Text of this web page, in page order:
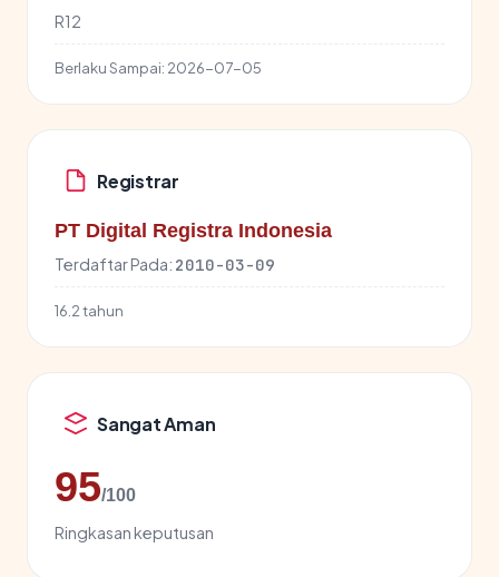
R12
Berlaku Sampai: 2026-07-05
Registrar
PT Digital Registra Indonesia
Terdaftar Pada: 2010-03-09
16.2 tahun
Sangat Aman
95/100
Ringkasan keputusan